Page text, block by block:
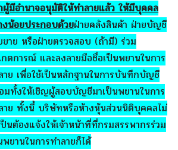
ผู้มีอำนาจอนุมัติให้ทำลายแล้ว ให้มีบุคคล
งน้อยประกอบด้วยฝ่ายคลังสินค้า ฝ่ายบัญชี
ขาย หรือฝ่ายตรวจสอบ (ถ้ามี) ร่วม
กตการณ์ และลงลายมือชื่อเป็นพยานในการ
าย เพื่อใช้เป็นหลักฐานในการบันทึกบัญชี
มทั้งให้เชิญผู้สอบบัญชีมาเป็นพยานในการ
าย ทั้งนี้ บริษัทหรือห้างหุ้นส่วนนิติบุคคลไม่
ป็นต้องแจ้งให้เจ้าหน้าที่ที่กรมสรรพากรร่วม
พยานในการทำลายก็ได้